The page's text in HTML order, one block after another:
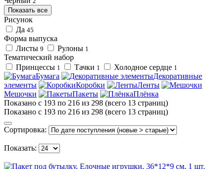
Показать все
Рисунок
Да 45
Форма выпуска
Листы 9 Рулоны 1
Тематический набор
Принцессы 1 Тачки 1 Холодное сердце 1
Бумага
Декоративные
элементы
Коробки
Ленты
Мешочки
Пакеты
Плёнка
Показано с 193 по 216 из 298 (всего 13 страниц)
Показано с 193 по 216 из 298 (всего 13 страниц)
Сортировка:
Показать: